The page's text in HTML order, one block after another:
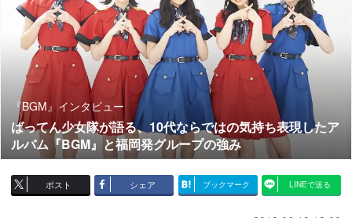
『BGM』インタビュー
ばってん少女隊が語る、10代ならではの気持ち表現したア
ルバム『BGM』と福岡発グループの強み
ポスト シェア ブックマーク LINEで送る